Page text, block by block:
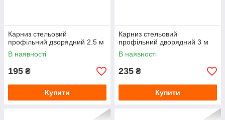
Карниз стельовий
профільний дворядний 2.5 м
В наявності
195 ₴
Купити
Карниз стельовий
профільний дворядний 3 м
В наявності
235 ₴
Купити